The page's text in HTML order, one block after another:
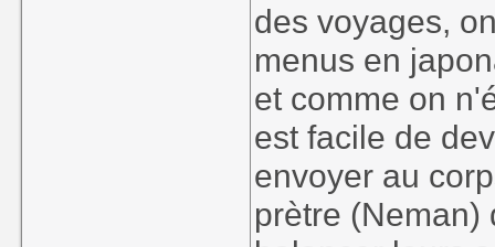
des voyages,
menus en
et comme on
est facile de
envoyer au
prètre (Neman)